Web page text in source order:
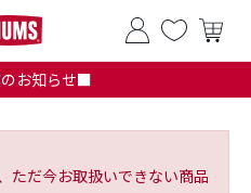
お知らせ■
ただ今お取扱いできない商品